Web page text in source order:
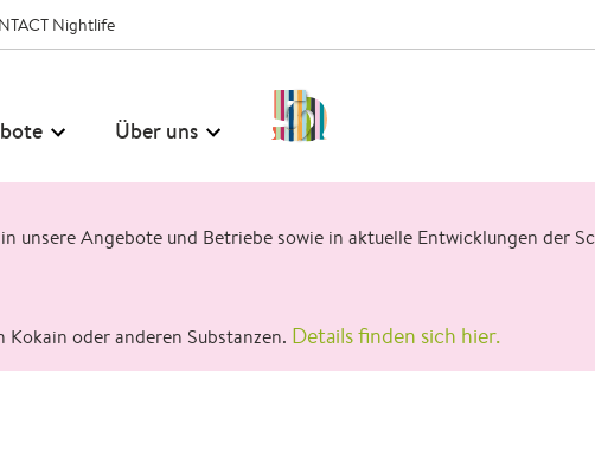
Nightlife
Über uns
CONTACT
Angebote und Betriebe sowie in aktuelle Entwicklungen der
oder anderen Substanzen. Details finden sich hier.